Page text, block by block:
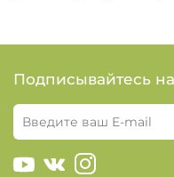
Подписывайтесь